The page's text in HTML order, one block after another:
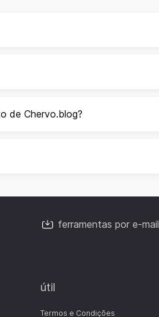
de Chervo.blog?
ferramentas por e-mail
útil
Termos e Condições